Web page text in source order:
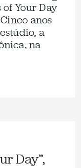
of Your Day
anos
a
na
Day”,